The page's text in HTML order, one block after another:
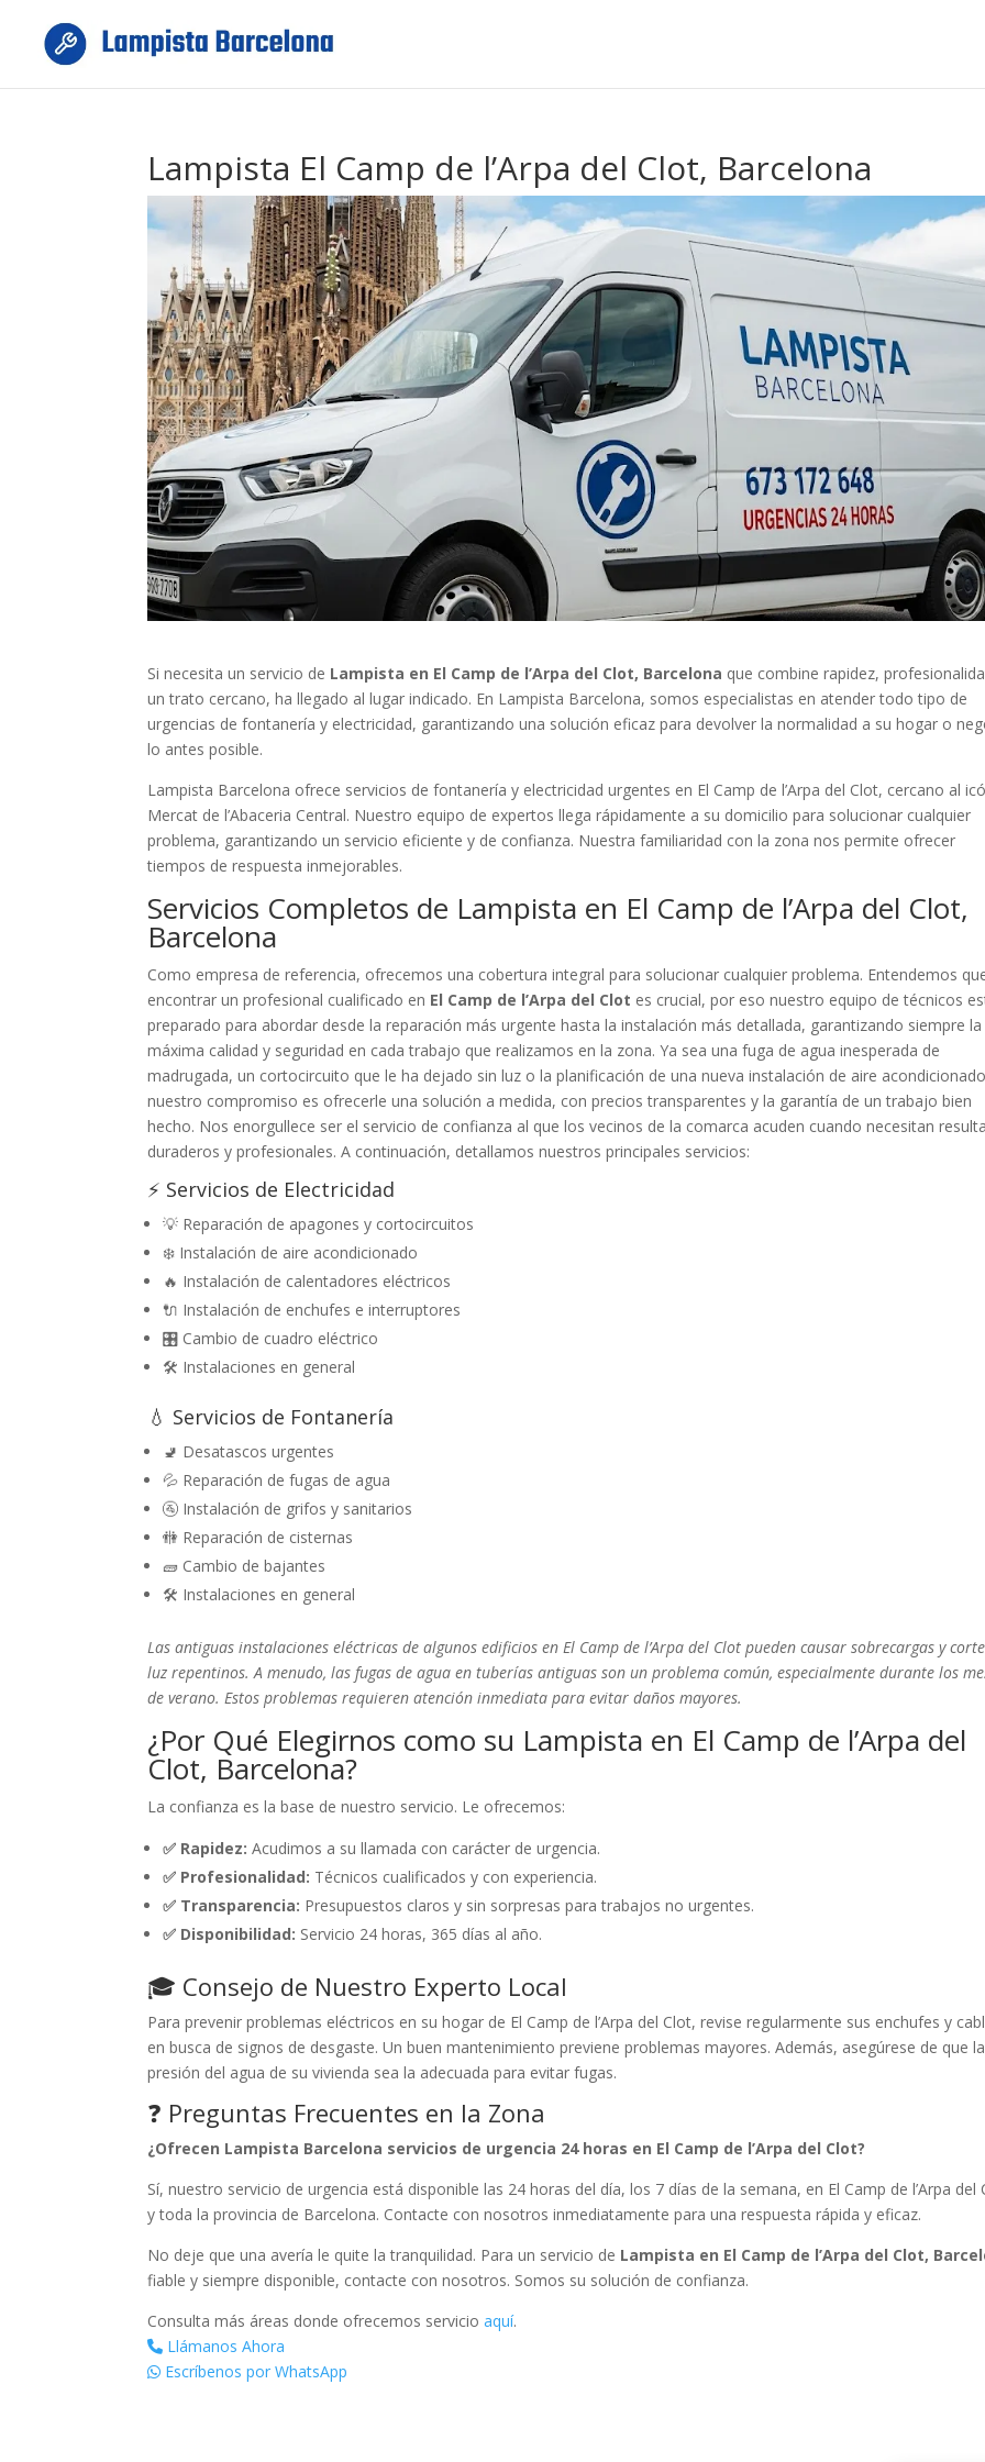
Lampista El Camp de l’Arpa del Clot, Barcelona
Si necesita un servicio de Lampista en El Camp de l’Arpa del Clot, Barcelona que combine rapidez,
un trato cercano, ha llegado al lugar indicado. En Lampista Barcelona, somos especialistas en atender todo tipo de
urgencias de fontanería y electricidad, garantizando una solución eficaz para devolver la normalidad a su hogar o
lo antes posible.
Lampista Barcelona ofrece servicios de fontanería y electricidad urgentes en El Camp de l’Arpa del Clot, cercano al
Mercat de l’Abaceria Central. Nuestro equipo de expertos llega rápidamente a su domicilio para solucionar cualquier
problema, garantizando un servicio eficiente y de confianza. Nuestra familiaridad con la zona nos permite ofrecer
tiempos de respuesta inmejorables.
Servicios Completos de Lampista en El Camp de l’Arpa del Clot,
Barcelona
Como empresa de referencia, ofrecemos una cobertura integral para solucionar cualquier problema. Entendemos
encontrar un profesional cualificado en El Camp de l’Arpa del Clot es crucial, por eso nuestro equipo de técnicos
preparado para abordar desde la reparación más urgente hasta la instalación más detallada, garantizando siempre la
máxima calidad y seguridad en cada trabajo que realizamos en la zona. Ya sea una fuga de agua inesperada de
madrugada, un cortocircuito que le ha dejado sin luz o la planificación de una nueva instalación de aire
nuestro compromiso es ofrecerle una solución a medida, con precios transparentes y la garantía de un trabajo bien
hecho. Nos enorgullece ser el servicio de confianza al que los vecinos de la comarca acuden cuando necesitan
duraderos y profesionales. A continuación, detallamos nuestros principales servicios:
⚡ Servicios de Electricidad
💡 Reparación de apagones y cortocircuitos
❄️ Instalación de aire acondicionado
🔥 Instalación de calentadores eléctricos
🔌 Instalación de enchufes e interruptores
🎛️ Cambio de cuadro eléctrico
🛠️ Instalaciones en general
💧 Servicios de Fontanería
🚽 Desatascos urgentes
💦 Reparación de fugas de agua
🚰 Instalación de grifos y sanitarios
🚻 Reparación de cisternas
🧱 Cambio de bajantes
🛠️ Instalaciones en general
Las antiguas instalaciones eléctricas de algunos edificios en El Camp de l’Arpa del Clot pueden causar sobrecargas y
luz repentinos. A menudo, las fugas de agua en tuberías antiguas son un problema común, especialmente durante los
de verano. Estos problemas requieren atención inmediata para evitar daños mayores.
¿Por Qué Elegirnos como su Lampista en El Camp de l’Arpa del
Clot, Barcelona?
La confianza es la base de nuestro servicio. Le ofrecemos:
✅ Rapidez: Acudimos a su llamada con carácter de urgencia.
✅ Profesionalidad: Técnicos cualificados y con experiencia.
✅ Transparencia: Presupuestos claros y sin sorpresas para trabajos no urgentes.
✅ Disponibilidad: Servicio 24 horas, 365 días al año.
🎓 Consejo de Nuestro Experto Local
Para prevenir problemas eléctricos en su hogar de El Camp de l’Arpa del Clot, revise regularmente sus enchufes y
en busca de signos de desgaste. Un buen mantenimiento previene problemas mayores. Además, asegúrese de que la
presión del agua de su vivienda sea la adecuada para evitar fugas.
❓ Preguntas Frecuentes en la Zona
¿Ofrecen Lampista Barcelona servicios de urgencia 24 horas en El Camp de l’Arpa del Clot?
Sí, nuestro servicio de urgencia está disponible las 24 horas del día, los 7 días de la semana, en El Camp de l’Arpa del
y toda la provincia de Barcelona. Contacte con nosotros inmediatamente para una respuesta rápida y eficaz.
No deje que una avería le quite la tranquilidad. Para un servicio de Lampista en El Camp de l’Arpa del Clot,
fiable y siempre disponible, contacte con nosotros. Somos su solución de confianza.
Consulta más áreas donde ofrecemos servicioaquí.
Llámanos Ahora
Escríbenos por WhatsApp